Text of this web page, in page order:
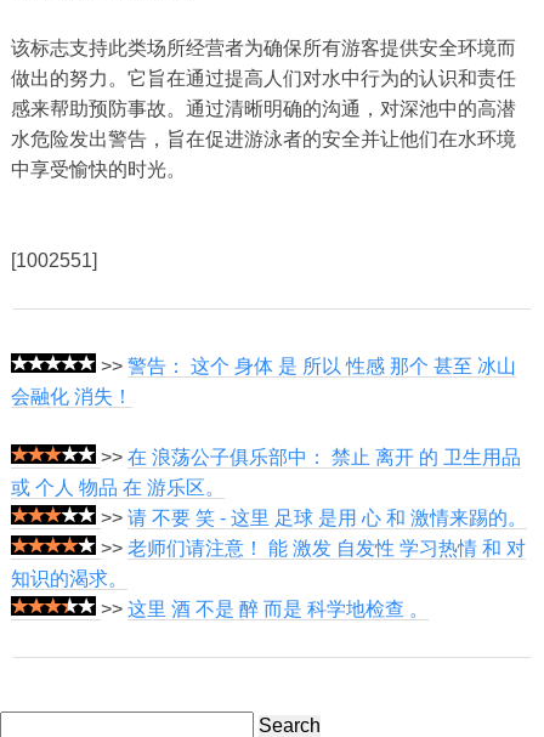
该标志支持此类场所经营者为确保所有游客提供安全环境而
做出的努力。它旨在通过提高人们对水中行为的认识和责任
感来帮助预防事故。通过清晰明确的沟通，对深池中的高潜
水危险发出警告，旨在促进游泳者的安全并让他们在水环境
中享受愉快的时光。
[1002551]
>> 警告： 这个 身体 是 所以 性感 那个 甚至 冰山
会融化 消失！
>> 在 浪荡公子俱乐部中： 禁止 离开 的 卫生用品
或 个人 物品 在 游乐区。
>> 请 不要 笑 - 这里 足球 是用 心 和 激情来踢的。
>> 老师们请注意！ 能 激发 自发性 学习热情 和 对
知识的渴求。
>> 这里 酒 不是 醉 而是 科学地检查 。
Search